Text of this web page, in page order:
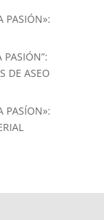
PASIÓN»:
PASIÓN”:
DE ASEO
PASÍON»: